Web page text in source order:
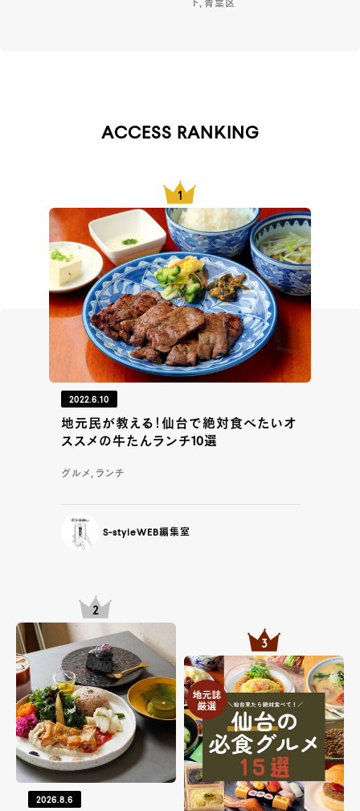
ト, 青葉区
ACCESS RANKING
2022.6.10
地元民が教える！仙台で絶対食べたいオ
ススメの牛たんランチ10選
グルメ, ランチ
S-styleWEB編集室
2026.8.6